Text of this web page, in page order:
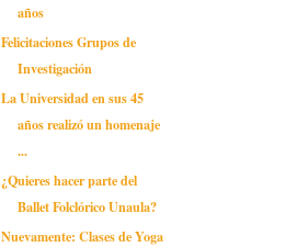
años
Felicitaciones Grupos de
Investigación
La Universidad en sus 45
años realizó un homenaje
...
¿Quieres hacer parte del
Ballet Folclórico Unaula?
Nuevamente: Clases de Yoga